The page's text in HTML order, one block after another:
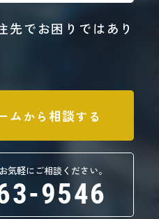
先でお困りではあり
ム から 相談する
気軽にご相談ください。
9546